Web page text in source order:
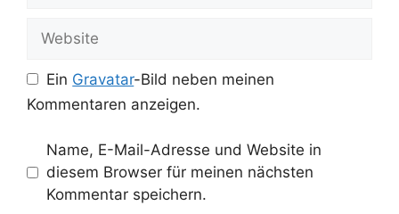
Website
Ein Gravatar-Bild neben meinen
Kommentaren anzeigen.
Name, E-Mail-Adresse und Website in
diesem Browser für meinen nächsten
Kommentar speichern.